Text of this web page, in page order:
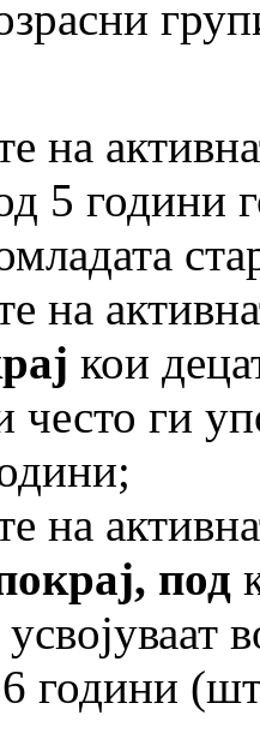
на
5 години
на
кои
често ги
на
под
години